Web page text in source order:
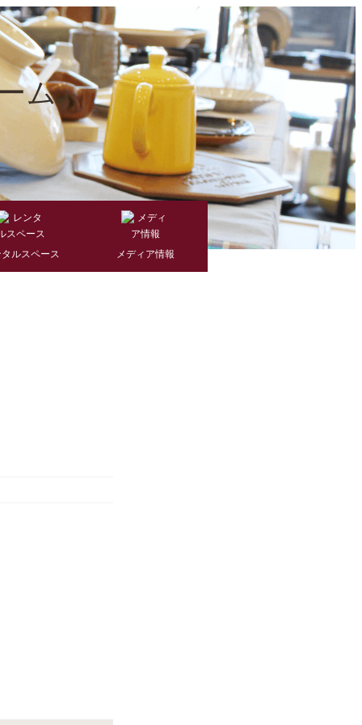
タルスペース メディア情報